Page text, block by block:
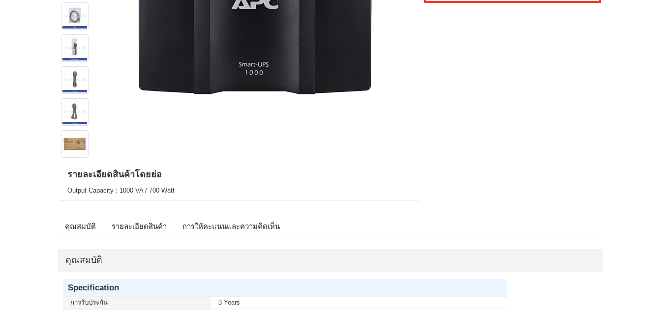
รายละเอียดสินค้าโดยย่อ
Output Capacity : 1000 VA / 700 Watt
คุณสมบัติ รายละเอียดสินค้า การให้คะแนนและความคิดเห็น
คุณสมบัติ
Specification
การรับประกัน
3 Years